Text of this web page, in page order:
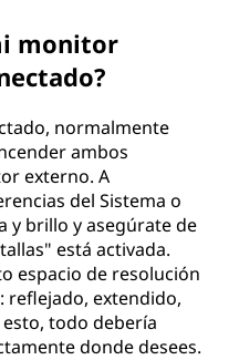
monitor
normalmente
ambos
externo. A
del Sistema o
y brillo y asegúrate de
está activada.
espacio de resolución
reflejado, extendido,
todo debería
donde desees.